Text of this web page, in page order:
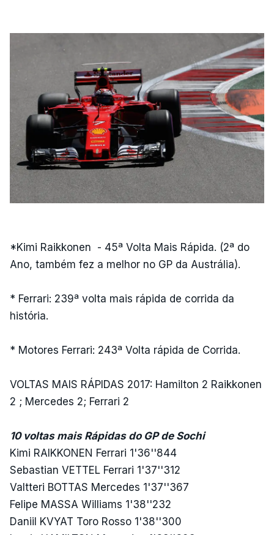
*Kimi Raikkonen - 45ª Volta Mais Rápida. (2ª do
Ano, também fez a melhor no GP da Austrália).
* Ferrari: 239ª volta mais rápida de corrida da
história.
* Motores Ferrari: 243ª Volta rápida de Corrida.
VOLTAS MAIS RÁPIDAS 2017: Hamilton 2 Raikkonen
2 ; Mercedes 2; Ferrari 2
10 voltas mais Rápidas do GP de Sochi
Kimi RAIKKONEN Ferrari 1'36''844
Sebastian VETTEL Ferrari 1'37''312
Valtteri BOTTAS Mercedes 1'37''367
Felipe MASSA Williams 1'38''232
Daniil KVYAT Toro Rosso 1'38''300